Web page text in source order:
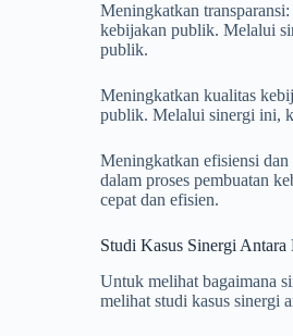
Meningkatkan
kebijakan publik. Melalui
publik.
Meningkatkan kualitas
publik. Melalui sinergi ini,
Meningkatkan efisiensi
dalam proses pembuatan
cepat dan efisien.
Studi Kasus Sinergi
Untuk melihat bagaimana
melihat studi kasus sinergi